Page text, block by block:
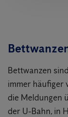
Bettwanzen
immer häufiger
die Meldungen
der U-Bahn, in